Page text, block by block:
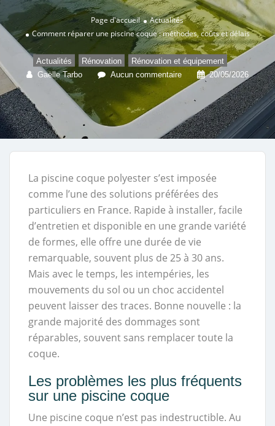
Page d'accueil
Actualités
Comment réparer une piscine coque : méthodes, coûts et délais
Actualités , Rénovation , Rénovation et équipement
Gaëlle Tarbo
Aucun commentaire 20/05/2026
La piscine coque polyester s’est imposée
comme l’une des solutions préférées des
particuliers en France. Rapide à installer, facile
d’entretien et disponible en une grande variété
de formes, elle offre une durée de vie
remarquable, souvent plus de 25 à 30 ans.
Mais avec le temps, les intempéries, les
mouvements du sol ou un choc accidentel
peuvent laisser des traces. Bonne nouvelle : la
grande majorité des dommages sont
réparables, souvent sans remplacer toute la
coque.
Les problèmes les plus fréquents
sur une piscine coque
Une piscine coque n’est pas indestructible. Au